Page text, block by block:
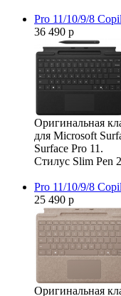
Pro 11/10/9/8
36 490 р
Оригинальная
для Microsoft
Surface Pro 11.
Стилус Slim Pen
Pro 11/10/9/8
25 490 р
Оригинальная